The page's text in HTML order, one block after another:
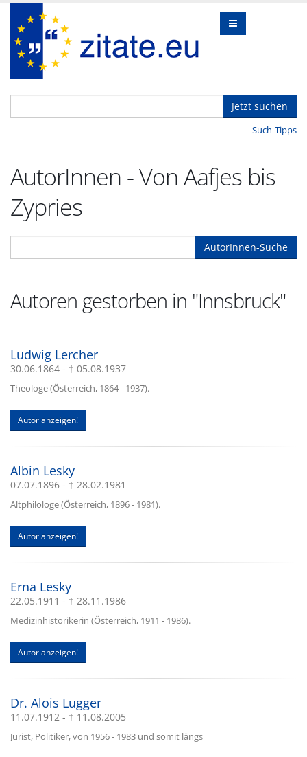
Jetzt suchen
Such-Tipps
AutorInnen - Von Aafjes bis
Zypries
AutorInnen-Suche
Autoren gestorben in "Innsbruck"
Ludwig Lercher
30.06.1864 - † 05.08.1937
Theologe (Österreich, 1864 - 1937).
Autor anzeigen!
Albin Lesky
07.07.1896 - † 28.02.1981
Altphilologe (Österreich, 1896 - 1981).
Autor anzeigen!
Erna Lesky
22.05.1911 - † 28.11.1986
Medizinhistorikerin (Österreich, 1911 - 1986).
Autor anzeigen!
Dr. Alois Lugger
11.07.1912 - † 11.08.2005
Jurist, Politiker, von 1956 - 1983 und somit längs